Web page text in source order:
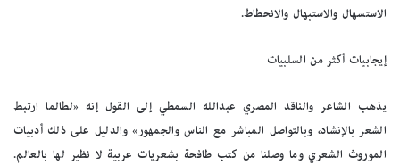
الاستسهال والاستبهال والانحطاط.
إيجابيات أكثر من السلبيات
يذهب الشاعر والناقد المصري عبدالله السمطي إلى القول إنه «لطالما ارتبط
الشعر بالإنشاد، وبالتواصل المباشر مع الناس والجمهور» والدليل على ذلك أدبيات
الموروث الشعري وما وصلنا من كتب طافحة بشعريات عربية لا نظير لها بالعالم.